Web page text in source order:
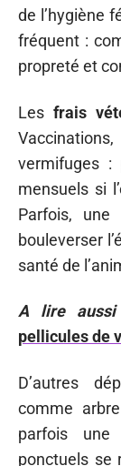
de l’hygiène
fréquent :
propreté et
Les frais
vermifuges :
mensuels si
Parfois,
bouleverser
santé de
A lire
pellicules de
D’autres
comme
parfois
ponctuels se